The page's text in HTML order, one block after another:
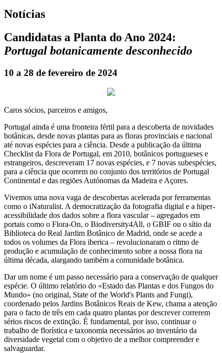
Notícias
Candidatas a Planta do Ano 2024:
Portugal botanicamente desconhecido
10 a 28 de fevereiro de 2024
Caros sócios, parceiros e amigos,
Portugal ainda é uma fronteira fértil para a descoberta de novidades
botânicas, desde novas plantas para as floras provinciais e nacional
até novas espécies para a ciência. Desde a publicação da última
Checklist da Flora de Portugal, em 2010, botânicos portugueses e
estrangeiros, descreveram 17 novas espécies, e 7 novas subespécies,
para a ciência que ocorrem no conjunto dos territórios de Portugal
Continental e das regiões Autónomas da Madeira e Açores.
Vivemos uma nova vaga de descobertas acelerada por ferramentas
como o iNaturalist. A democratização da fotografia digital e a hiper-
acessibilidade dos dados sobre a flora vascular – agregados em
portais como o Flora-On, o Biodiversity4All, o GBIF ou o sítio da
Biblioteca do Real Jardim Botânico de Madrid, onde se acede a
todos os volumes da Flora iberica – revolucionaram o ritmo de
produção e acumulação de conhecimento sobre a nossa flora na
última década, alargando também a comunidade botânica.
Dar um nome é um passo necessário para a conservação de qualquer
espécie. O último relatório do «Estado das Plantas e dos Fungos do
Mundo» (no original, State of the World's Plants and Fungi),
coordenado pelos Jardins Botânicos Reais de Kew, chama a atenção
para o facto de três em cada quatro plantas por descrever correrem
sérios riscos de extinção. É fundamental, por isso, continuar o
trabalho de florística e taxonomia necessários ao inventário da
diversidade vegetal com o objetivo de a melhor compreender e
salvaguardar.